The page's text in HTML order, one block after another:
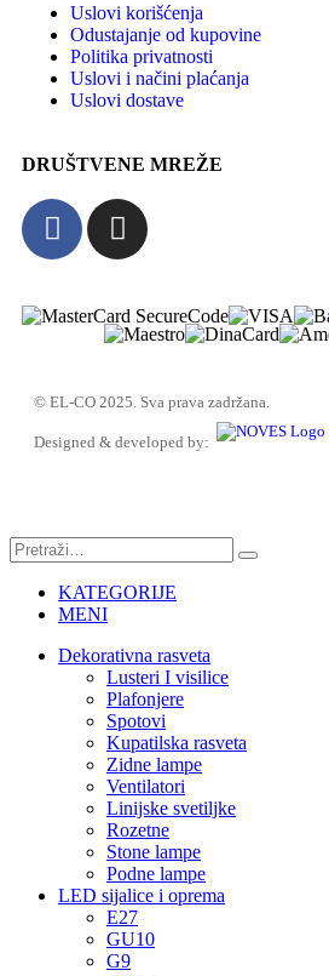
Uslovi korišćenja
Odustajanje od kupovine
Politika privatnosti
Uslovi i načini plaćanja
Uslovi dostave
DRUŠTVENE MREŽE
© EL-CO 2025. Sva prava zadržana.
Designed & developed by:
KATEGORIJE
MENI
Dekorativna rasveta
Lusteri I visilice
Plafonjere
Spotovi
Kupatilska rasveta
Zidne lampe
Ventilatori
Linijske svetiljke
Rozetne
Stone lampe
Podne lampe
LED sijalice i oprema
E27
GU10
G9